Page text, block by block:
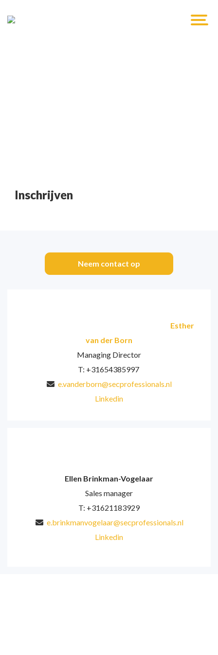
Inschrijven
Neem contact op
Esther
van der Born
Managing Director
T: +31654385997
e.vanderborn@secprofessionals.nl
Linkedin
Ellen Brinkman-Vogelaar
Sales manager
T: +31621183929
e.brinkmanvogelaar@secprofessionals.nl
Linkedin